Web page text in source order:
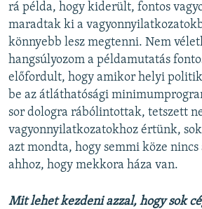
rá példa, hogy kiderült, fontos
maradtak ki a
könnyebb lesz megtenni. Nem
hangsúlyozom a példamutatás
előfordult, hogy amikor helyi
be az átláthatósági
sor dologra rábólintottak, tetszett
vagyonnyilatkozatokhoz értünk,
azt mondta, hogy semmi köze
ahhoz, hogy mekkora háza van.
Mit lehet kezdeni azzal, hogy sok